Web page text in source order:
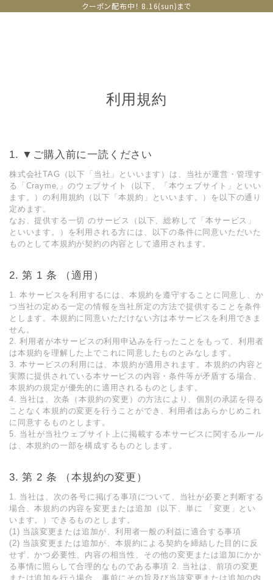
クーポン配布中！ 8.16(sun)まで
利用規約
▼ご購⼊前に⼀読ください
株式会社TAG（以下「当社」といいます）は、当社が運営・管理す
る「Crayme,」のウェブサイト（以下、「本ウェブサイト」といい
ます。）の利用規約（以下「本規約」といいます。）を以下の通り
定めます。
なお、提供する⼀切 のサービス（以下、総称して「本サービス」
といいます。）を利用される方には、以下の条件に同意いただいた
ものとして本規約が契約の内容として適用されます。
第 1 条 （適⽤）
1. 本サービスを利⽤するには、本規約を遵守することに同意し、か
つ当社の定める⼀定の情報を当社所定の⽅法で提供することを条件
とします。本規約に同意いただけない⽅は本サービスを利⽤できま
せん。
2. 利⽤者が本サービスの利⽤申込みを⾏ったことをもって、利⽤者
は本規約を理解した上でこれに同意したものとみなします。
3. 本サービスの利⽤には、本規約が適⽤されます。本規約の内容と
実際に提供されている本サービスの内容・条件等が⽭盾する場合、
本規約の規定が優先的に適⽤されるものとします。
4. 当社は、次条（本規約の変更）の⽅法により、個別の承諾を得る
ことなく本規約の変更を⾏うことができ、利⽤者はあらかじめこれ
に同意するものとします。
5. 当社が当社ウェブサイト上に掲載する本サービスに関するルール
は、本規約の⼀部を構成するものとします。
第 2 条 （本規約の変更）
1. 当社は、次の各号に掲げる事項について、当社が必要と判断する
場合、本規約の内容を変更または追加（以下、単に 「変更」とい
います。）できるものとします。
(1) 当該変更または追加が、利⽤者⼀般の利益に適合する事項
(2) 当該変更または追加が、本規約による契約を締結した⽬的に反
せず、かつ必要性、内容の相当性、その他の変更または追加にかか
る事情に照らして合理的なものである事項 2. 当社は、前項の変更
または追加を⾏う場合、事前にその旨及び当該変更または追加の内